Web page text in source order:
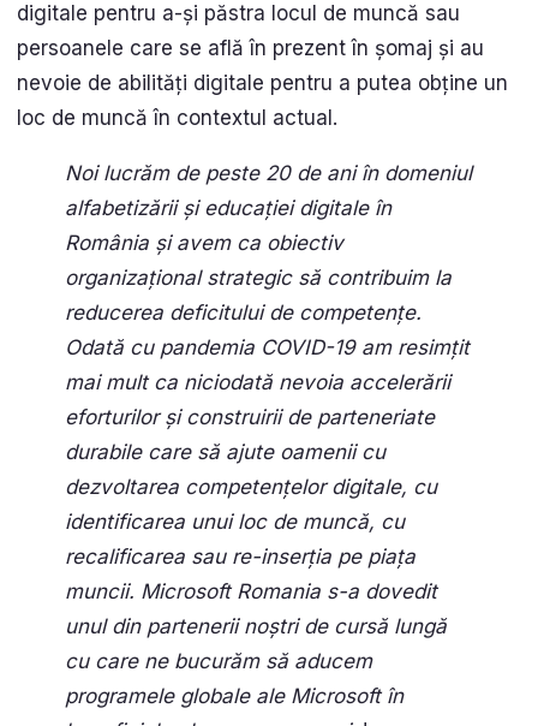
digitale pentru a-și păstra locul de muncă sau
persoanele care se află în prezent în șomaj și au
nevoie de abilități digitale pentru a putea obține un
loc de muncă în contextul actual.
Noi lucrăm de peste 20 de ani în domeniul
alfabetizării și educației digitale în
România și avem ca obiectiv
organizațional strategic să contribuim la
reducerea deficitului de competențe.
Odată cu pandemia COVID-19 am resimțit
mai mult ca niciodată nevoia accelerării
eforturilor și construirii de parteneriate
durabile care să ajute oamenii cu
dezvoltarea competențelor digitale, cu
identificarea unui loc de muncă, cu
recalificarea sau re-inserția pe piața
muncii. Microsoft Romania s-a dovedit
unul din partenerii noștri de cursă lungă
cu care ne bucurăm să aducem
programele globale ale Microsoft în